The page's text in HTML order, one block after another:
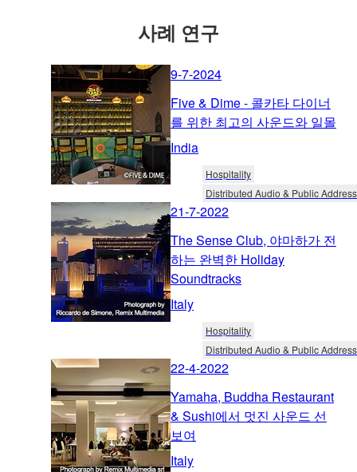
사례 연구
9-7-2024
Five & Dime - 콜카타 다이너
를 위한 최고의 사운드와 일몰
India
Hospitality
Distributed Audio & Public Address
21-7-2022
The Sense Club, 야마하가 전
하는 완벽한 Holiday
Soundtracks
Italy
Hospitality
Distributed Audio & Public Address
22-4-2022
Yamaha, Buddha Restaurant
& Sushi에서 멋진 사운드 선
보여
Italy